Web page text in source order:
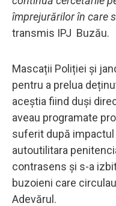
împrejurărilor în care
transmis IPJ Buzău.
Mascații Poliției și
pentru a prelua
aceștia fiind duși
aveau programate
suferit după
autoutilitara
contrasens și s-a
buzoieni care
Adevărul.